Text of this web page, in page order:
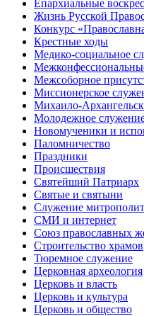
Епархиальные
Жизнь Русской
Конкурс
Крестные ходы
Медико-социальное
Межсоборное
Миссионерское
Михаило-
Молодежное
Новомученики и
Паломничество
Праздники
Происшествия
Святейший Патриарх
Святые и святыни
Служение
СМИ и интернет
Союз православных
Строительство храмов
Тюремное служение
Церковная археология
Церковь и власть
Церковь и культура
Церковь и общество